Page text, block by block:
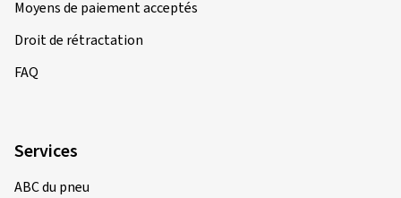
Moyens de paiement acceptés
Droit de rétractation
FAQ
Services
ABC du pneu